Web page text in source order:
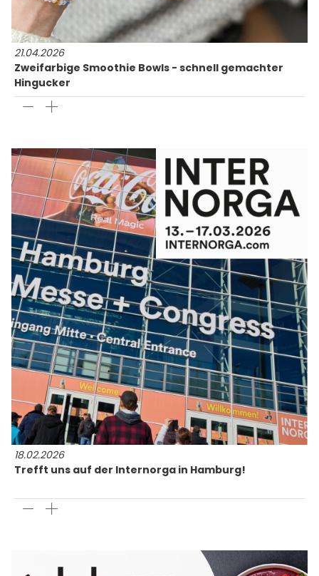
21.04.2026
Zweifarbige Smoothie Bowls - schnell gemachter
Hingucker
18.02.2026
Trefft uns auf der Internorga in Hamburg!